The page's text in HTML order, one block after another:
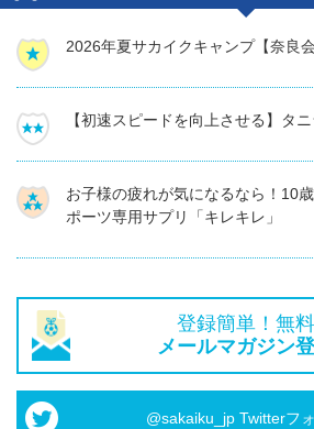
2026年夏サカイクキャンプ【奈良会
【初速スピードを向上させる】タ
お子様の疲れが気になるなら！10
ポーツ専用サプリ「キレキレ」
登録簡単！無料
メールマガジン
@sakaiku_jp Twitterフ